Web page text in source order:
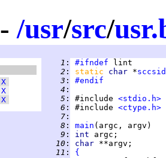
-/usr/src/
X
X
X
   1
: #ifndef
   2
: static char *sccsid
   3
:
#endif
   4
:
   5
: #include <stdio.h>
   6
: #include <ctype.h>
   7
:
   8
: main (argc,
   9
: int
  10
: char
  11
:
{